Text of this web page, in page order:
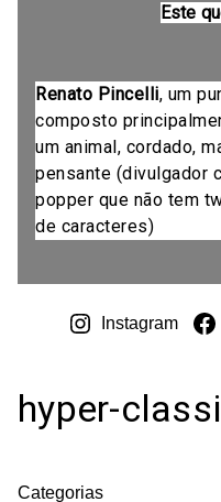
Este
Renato Pincelli, um
composto
um animal, cordado,
pensante (divulgador
popper que não tem
de caracteres)
Instagram
hyper-
Categorias